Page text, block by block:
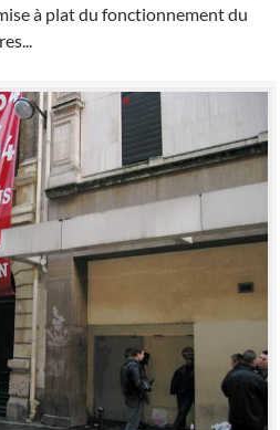
à plat du fonctionnement du